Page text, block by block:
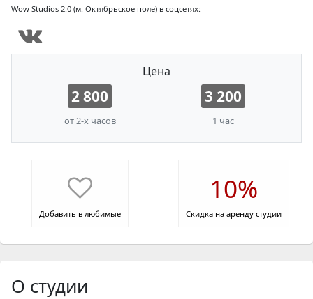
Wow Studios 2.0 (м. Октябрьское поле) в соцсетях:
Цена
2 800
от 2-х часов
3 200
1 час
Добавить в любимые
10%
Скидка на аренду студии
О студии